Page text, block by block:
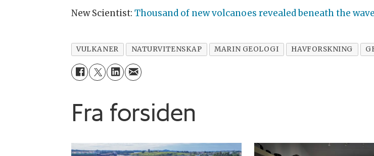
New Scientist: Thousand of new volcanoes revealed beneath the
VULKANER NATURVITENSKAP MARIN GEOLOGI HAVFORSKNING
Fra forsiden